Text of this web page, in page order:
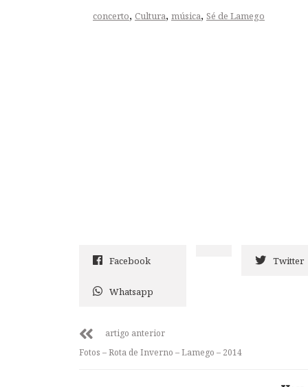
concerto, Cultura, música, Sé de Lamego
Facebook Twitter
Whatsapp
artigo anterior
Fotos – Rota de Inverno – Lamego – 2014